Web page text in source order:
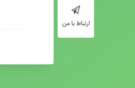
ارتباط با من